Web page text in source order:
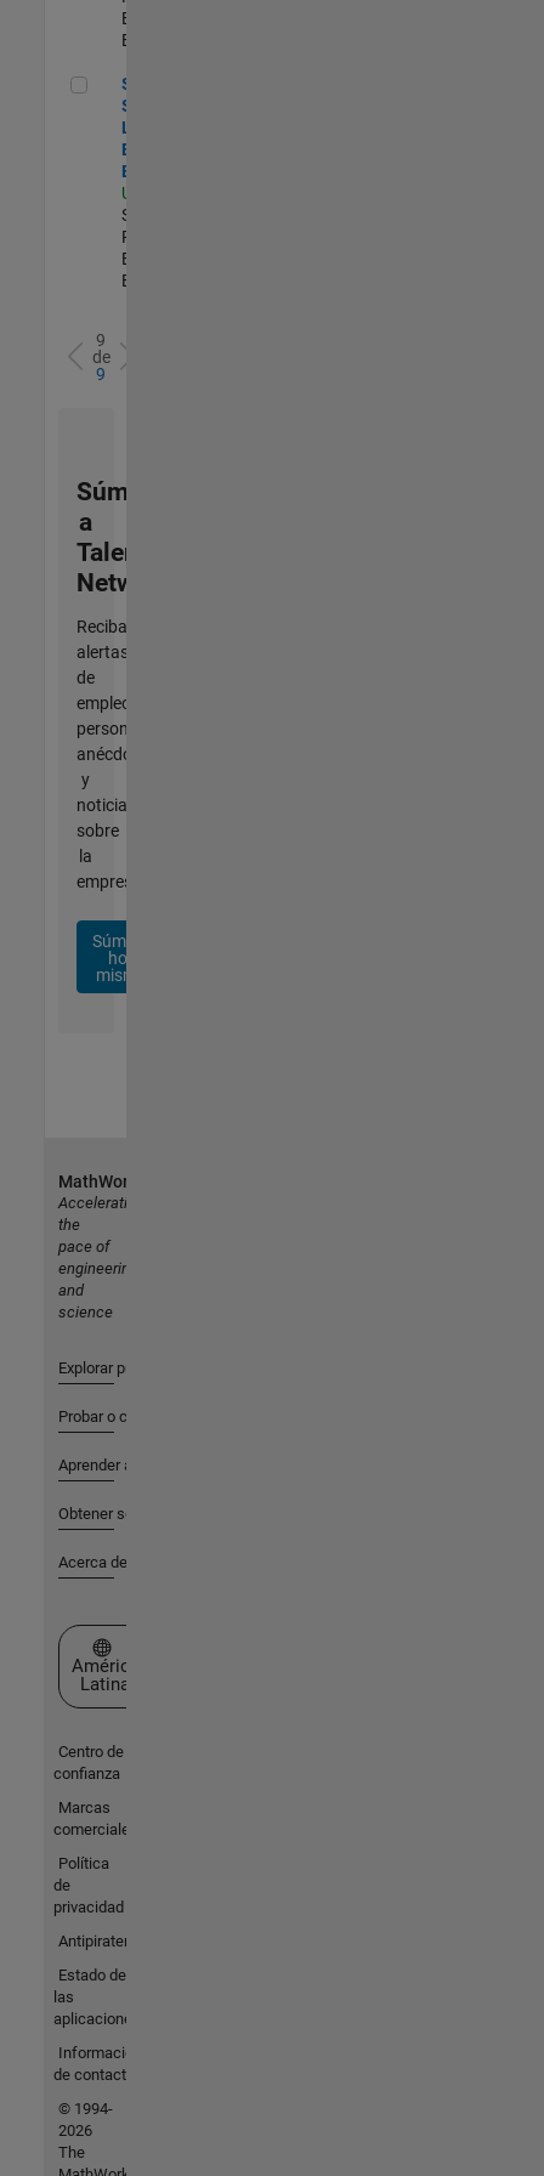
Engineering |
Experimentado
Senior Security Learning and Enablement Engineer
Senior
Security
Learning and
Enablement
Engineer
US-MA-Natick
Software
Process
Engineering |
Experimentado
9
de
9
Súmese
a
Talent
Network
Reciba
alertas
de
empleo
personalizadas,
anécdotas
y
noticias
sobre
la
empresa.
Súmese
hoy
mismo
MathWorks
Accelerating
the
pace of
engineering
and
science
Explorar productos
Probar o comprar
Aprender a utilizar
Obtener soporte
Acerca de MathWorks
Seleccione un país/idioma
América
Latina
Centro de
confianza
Marcas
comerciales
Política
de
privacidad
Antipiratería
Estado de
las
aplicaciones
Información
de contacto
© 1994-
2026
The